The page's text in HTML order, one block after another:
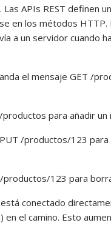
APIs REST definen
en los métodos
a un servidor cuando
el mensaje GET /
para añadir
/productos/123
productos/123 para
conectado
el camino. Esto